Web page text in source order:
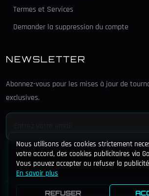
Termes et Services
Demander la suppression du compte
NEWSLETTER
Abonnez-vous pour les mises à jour de
exclusives.
Nous utilisons des cookies strictement
votre accord, des cookies publicitaires via
Vous pouvez accepter ou refuser la
En savoir plus
REFUSER